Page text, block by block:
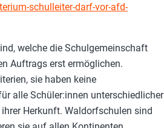
schulleiter-darf-vor-afd-
welche die Schulgemeinschaft
Auftrags erst ermöglichen.
sie haben keine
alle Schüler:innen unterschiedlicher
Herkunft. Waldorfschulen sind